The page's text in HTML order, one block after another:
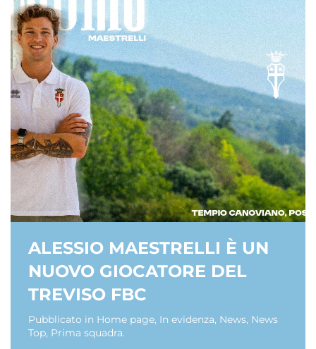
ALESSIO MAESTRELLI È UN
NUOVO GIOCATORE DEL
TREVISO FBC
Pubblicato in Home page, In evidenza, News, News
Top, Prima squadra.